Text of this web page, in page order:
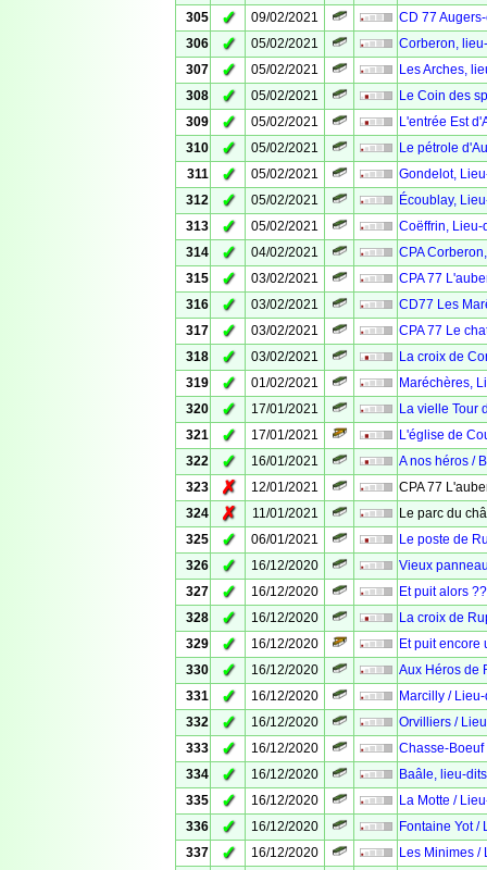
305
✓ 09/02/2021
CD 77
306
✓ 05/02/2021
Corberon,
307
✓ 05/02/2021
Les Arches,
308
✓ 05/02/2021
Le Coin des
309
✓ 05/02/2021
L'entrée Est
310
✓ 05/02/2021
Le pétrole
311
✓ 05/02/2021
Gondelot,
312
✓ 05/02/2021
Écoublay,
313
✓ 05/02/2021
Coëffrin, Lieu-
314
✓ 04/02/2021
CPA
315
✓ 03/02/2021
CPA 77
316
✓ 03/02/2021
CD77 Les
317
✓ 03/02/2021
CPA 77 Le
318
✓ 03/02/2021
La croix de
319
✓ 01/02/2021
Maréchères,
320
✓ 17/01/2021
La vielle Tour
321
✓ 17/01/2021
L'église de
322
✓ 16/01/2021
A nos héros /
323
✗ 12/01/2021
CPA 77
324
✗ 11/01/2021
Le parc du
325
✓ 06/01/2021
Le poste de
326
✓ 16/12/2020
Vieux
327
✓ 16/12/2020
Et puit alors
328
✓ 16/12/2020
La croix de
329
✓ 16/12/2020
Et puit encore
330
✓ 16/12/2020
Aux Héros de
331
✓ 16/12/2020
Marcilly /
332
✓ 16/12/2020
Orvilliers /
333
✓ 16/12/2020
Chasse-
334
✓ 16/12/2020
Baâle, lieu-
335
✓ 16/12/2020
La Motte /
336
✓ 16/12/2020
Fontaine Yot /
337
✓ 16/12/2020
Les Minimes /